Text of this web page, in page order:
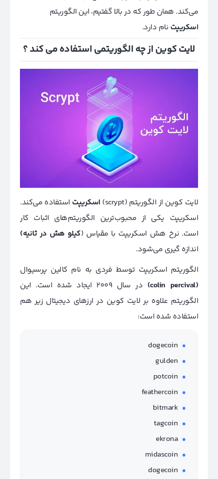
می‌کند. همان طور که در بالا گفتیم، این الگوریتم
اسکریپت نام دارد.
لایت کوین از چه الگوریتمی استفاده می‌ کند ؟
لایت کوین از الگوریتم (scrypt) اسکریپت استفاده می‌کند.
اسکریپت یکی از محبوب‌ترین الگوریتم‌های اثبات کار
است. نرخ هش اسکریپت با مقیاس (کیلو هش در ثانیه)
اندازه گیری می‌شود.
الگوریتم اسکریپت توسط فردی به نام کالین پرسیوال
(colin percival)
در سال 2009 ایجاد شده است. این
الگوریتم علاوه بر لایت کوین در ارزهای دیجیتال زیر هم
استفاده شده است:
dogecoin
gulden
potcoin
feathercoin
bitmark
tagcoin
ekrona
midascoin
dogecoin